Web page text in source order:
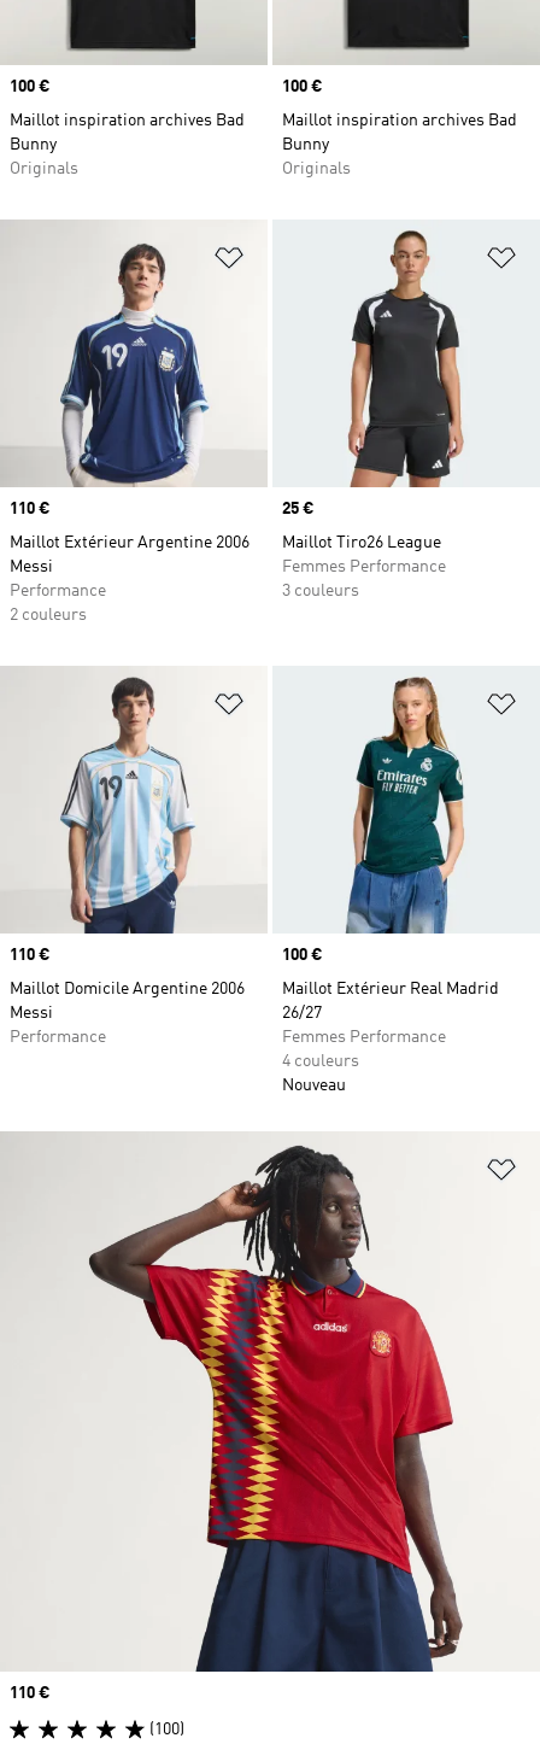
Prix
100 €
Maillot inspiration archives Bad
Bunny
Originals
Prix
100 €
Maillot inspiration archives Bad
Bunny
Originals
Ajouter à la Liste de produits
Prix
110 €
Maillot Extérieur Argentine 2006
Messi
Performance
2 couleurs
Prix
25 €
Maillot Tiro26 League
Femmes Performance
3 couleurs
Ajouter à la Liste de produits
Prix
110 €
Maillot Domicile Argentine 2006
Messi
Performance
Prix
100 €
Maillot Extérieur Real Madrid
26/27
Femmes Performance
4 couleurs
Nouveau
Prix
110 €
(100)